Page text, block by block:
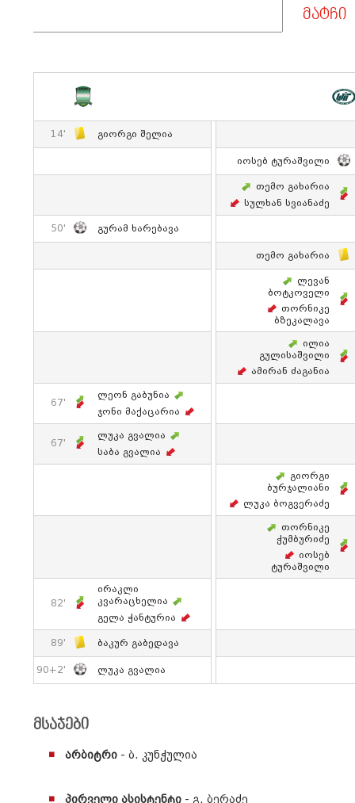
მატჩი
14' Გიორგი Შელია
Იოსებ Ტურაშვილი
Თემო Გახარია
Სულხან Სვიანაძე
50' Გურამ Ხარებავა
Თემო Გახარია
Ლევან
Ბოტკოველი
Თორნიკე
Ბზეკალავა
Ილია
Გულისაშვილი
Ამირან Ძაგანია
67'
Ლეონ Გაბუნია
Ჯონი Მაქაცარია
67'
Ლუკა Გვალია
Საბა Გვალია
Გიორგი
Ბურჯალიანი
Ლუკა Ბოგვერაძე
Თორნიკე
Ჭუმბურიძე
Იოსებ
Ტურაშვილი
82'
Ირაკლი
Კვარაცხელია
Გელა Ჭანტურია
89' Ბაკურ Გაბედავა
90+2' Ლუკა Გვალია
მსაჯები
არბიტრი - ბ. კუნჭულია
პირველი ასისტენტი - გ. ბერაძე